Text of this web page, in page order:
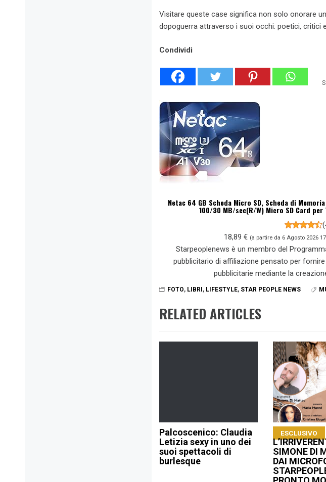
Visitare queste case significa non solo onorare
dopoguerra attraverso i suoi occhi: poetici, critici
Condividi
Netac 64 GB Scheda Micro SD, Scheda di
100/30 MB/sec(R/W) Micro SD Card
(
18,89 € (a partire da 6 Agosto 2026
Starpeoplenews è un membro del
pubblicitario di affiliazione pensato per
pubblicitarie mediante la
FOTO, LIBRI , LIFESTYLE, STAR PEOPLE NEWS
RELATED ARTICLES
Palcoscenico: Claudia
Letizia sexy in uno dei
suoi spettacoli di
burlesque
ESCLUSIVO
SIMONE DI
DAI